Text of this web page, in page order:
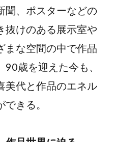
聞、ポスターなどの
抜けのある展示室や
まな空間の中で作品
歳を迎えた今も、
美代と作品のエネル
きる。